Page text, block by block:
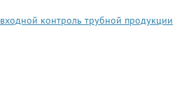
входной контроль трубной продукции